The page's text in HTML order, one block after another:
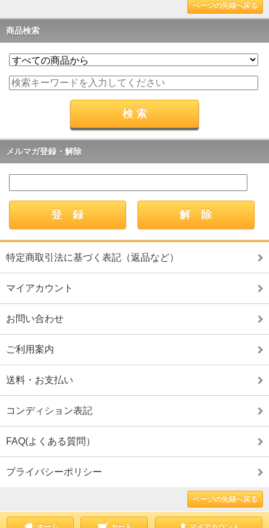
ページの先頭へ戻る
商品検索
メルマガ登録・解除
特定商取引法に基づく表記（返品など）
マイアカウント
お問い合わせ
ご利用案内
送料・お支払い
コンディション表記
FAQ(よくある質問）
プライバシーポリシー
ページの先頭へ戻る